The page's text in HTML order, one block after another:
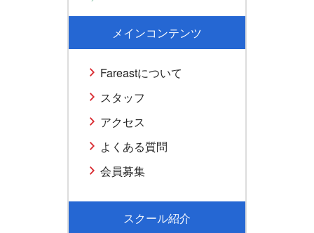
メインコンテンツ
Fareastについて
スタッフ
アクセス
よくある質問
会員募集
スクール紹介